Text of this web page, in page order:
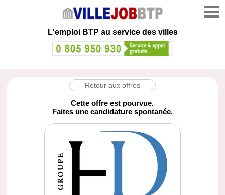
L'emploi BTP au service des villes
Retour aux offres
Cette offre est pourvue.
Faites une candidature spontanée.